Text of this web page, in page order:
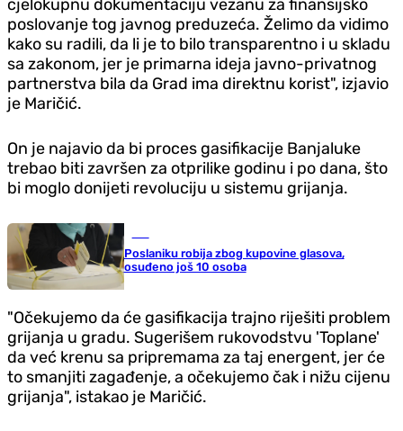
cjelokupnu dokumentaciju vezanu za finansijsko
poslovanje tog javnog preduzeća. Želimo da vidimo
kako su radili, da li je to bilo transparentno i u skladu
sa zakonom, jer je primarna ideja javno-privatnog
partnerstva bila da Grad ima direktnu korist", izjavio
je Maričić.
On je najavio da bi proces gasifikacije Banjaluke
trebao biti završen za otprilike godinu i po dana, što
bi moglo donijeti revoluciju u sistemu grijanja.
Poslaniku robija zbog kupovine glasova,
osuđeno još 10 osoba
"Očekujemo da će gasifikacija trajno riješiti problem
grijanja u gradu. Sugerišem rukovodstvu 'Toplane'
da već krenu sa pripremama za taj energent, jer će
to smanjiti zagađenje, a očekujemo čak i nižu cijenu
grijanja", istakao je Maričić.